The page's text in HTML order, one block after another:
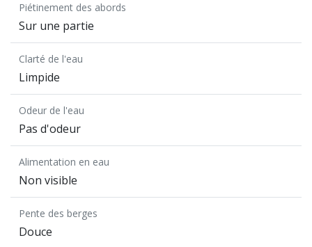
Piétinement des abords
Sur une partie
Clarté de l'eau
Limpide
Odeur de l'eau
Pas d'odeur
Alimentation en eau
Non visible
Pente des berges
Douce